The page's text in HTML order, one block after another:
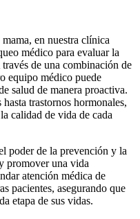
en nuestra clínica
médico para evaluar la
de una combinación de
equipo médico puede
salud de manera proactiva.
trastornos hormonales,
calidad de vida de cada
poder de la prevención y la
promover una vida
atención médica de
pacientes, asegurando que
etapa de sus vidas.